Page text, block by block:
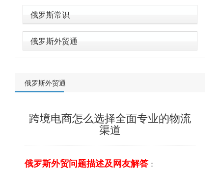
俄罗斯常识
俄罗斯外贸通
俄罗斯外贸通
跨境电商怎么选择全面专业的物流
渠道
俄罗斯外贸问题描述及网友解答：